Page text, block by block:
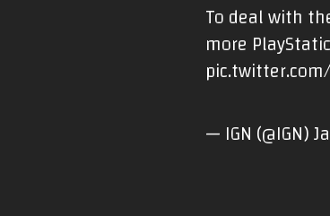
To deal with
more
— IGN (@IGN)